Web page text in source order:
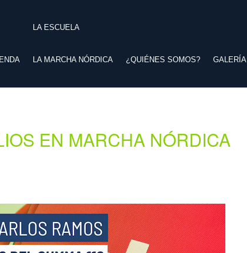
LA ESCUELA
LA MARCHA NÓRDICA ¿QUIÉNES SOMOS? GALERÍA
EN MARCHA NÓRDICA